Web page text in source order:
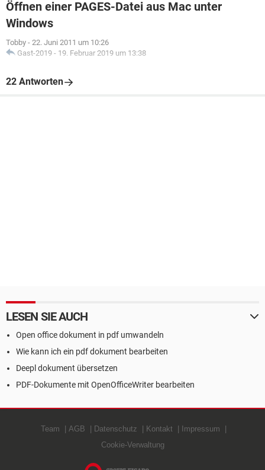
Öffnen einer PAGES-Datei aus Mac unter
Windows
Tobby - 22. Juni 2011 um 10:26
Gast-2019 - 19. Februar 2019 um 13:38
22 Antworten
LESEN SIE AUCH
Open office dokument in pdf umwandeln
Wie kann ich ein pdf dokument bearbeiten
Deepl dokument übersetzen
PDF-Dokumente mit OpenOfficeWriter bearbeiten
Team AGB Datenschutz Kontakt
Impressum
Cookie-Verwaltung